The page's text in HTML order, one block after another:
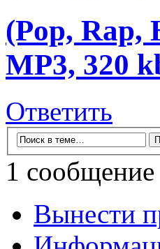
(Pop,
MP3, 320
Ответить
1
Вынести